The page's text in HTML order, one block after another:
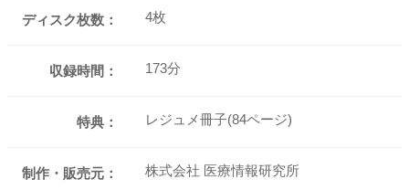
ディスク枚数： 4枚
収録時間： 173分
特典： レジュメ冊子(84ページ)
制作・販売元： 株式会社 医療情報研究所